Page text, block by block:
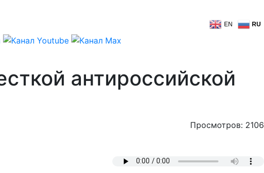
EN RU
антироссийской
Просмотров: 2106